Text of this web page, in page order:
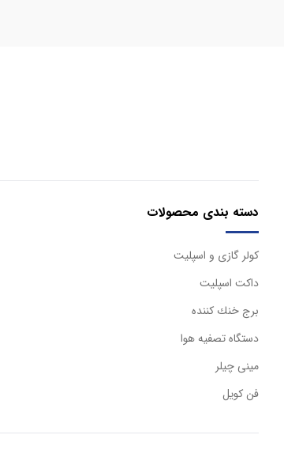
دسته بندی محصولات
كولر گازی و اسپليت
داكت اسپليت
برج خنك كننده
دستگاه تصفيه هوا
مینی چیلر
فن کویل